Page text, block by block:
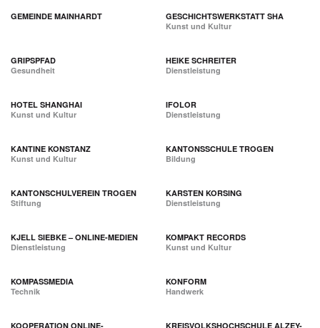
GEMEINDE MAINHARDT
GESCHICHTSWERKSTATT SHA
Kunst und Kultur
GRIPSPFAD
Gesundheit
HEIKE SCHREITER
Dienstleistung
HOTEL SHANGHAI
Kunst und Kultur
IFOLOR
Dienstleistung
KANTINE KONSTANZ
Kunst und Kultur
KANTONSSCHULE TROGEN
Bildung
KANTONSCHULVEREIN TROGEN
Stiftung
KARSTEN KORSING
Dienstleistung
KJELL SIEBKE – ONLINE-MEDIEN
Dienstleistung
KOMPAKT RECORDS
Kunst und Kultur
KOMPASSMEDIA
Technik
KONFORM
Handwerk
KOOPERATION ONLINE-
KREISVOLKSHOCHSCHULE ALZEY-